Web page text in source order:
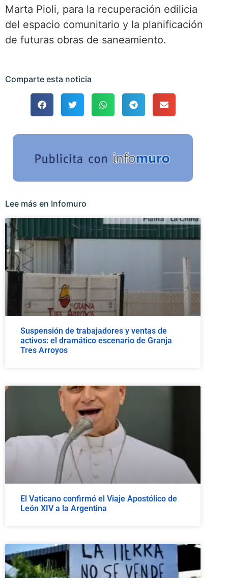
Marta Pioli, para la recuperación edilicia
del espacio comunitario y la planificación
de futuras obras de saneamiento.
Comparte esta noticia
Lee más en Infomuro
Suspensión de trabajadores y ventas de
activos: el dramático escenario de Granja
Tres Arroyos
El Vaticano confirmó el Viaje Apostólico de
León XIV a la Argentina